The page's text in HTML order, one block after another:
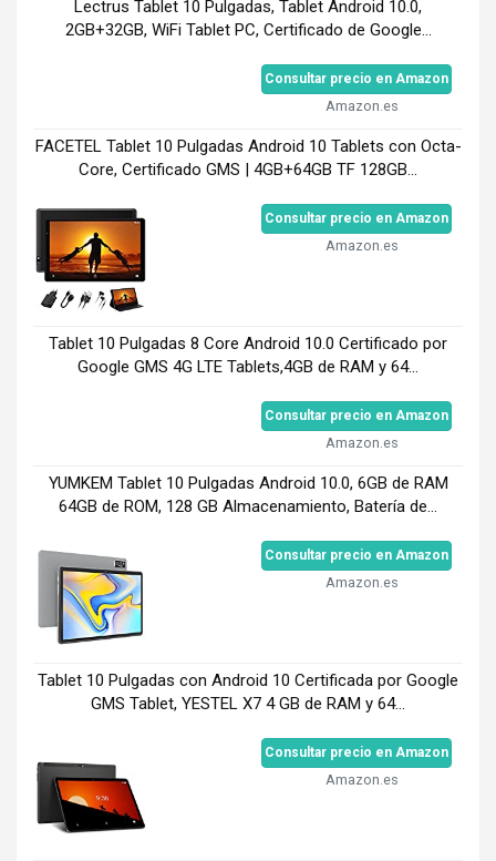
Lectrus Tablet 10 Pulgadas, Tablet Android 10.0,
2GB+32GB, WiFi Tablet PC, Certificado de Google...
Consultar precio en Amazon
Amazon.es
FACETEL Tablet 10 Pulgadas Android 10 Tablets con Octa-
Core, Certificado GMS | 4GB+64GB TF 128GB...
Consultar precio en Amazon
Amazon.es
Tablet 10 Pulgadas 8 Core Android 10.0 Certificado por
Google GMS 4G LTE Tablets,4GB de RAM y 64...
Consultar precio en Amazon
Amazon.es
YUMKEM Tablet 10 Pulgadas Android 10.0, 6GB de RAM
64GB de ROM, 128 GB Almacenamiento, Batería de...
Consultar precio en Amazon
Amazon.es
Tablet 10 Pulgadas con Android 10 Certificada por Google
GMS Tablet, YESTEL X7 4 GB de RAM y 64...
Consultar precio en Amazon
Amazon.es